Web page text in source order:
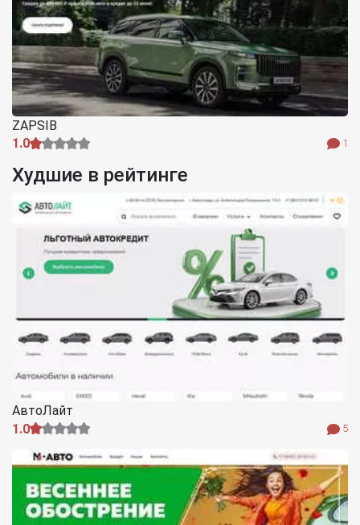
ZAPSIB
1.0
1
Худшие в рейтинге
АвтоЛайт
1.0
5